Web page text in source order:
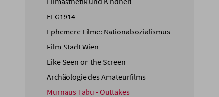
EFG1914
Ephemere Filme: Nationalsozialismus
Film.Stadt.Wien
Like Seen on the Screen
Archäologie des Amateurfilms
Murnaus Tabu - Outtakes